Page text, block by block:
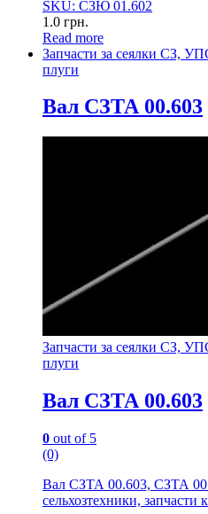
SKU: СЗЮ 01.602
1.0 грн.
Read more
Запчасти за сеялки СЗ,
плуги
Вал СЗТА 00.603
Запчасти за сеялки СЗ,
плуги
Вал СЗТА 00.603
0 out of 5
(0)
Вал СЗТА 00.603, СЗТА
сельхозтехники, запчасти